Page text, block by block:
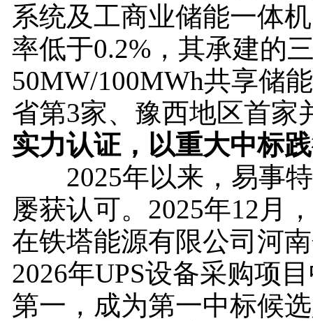
系统及工商业储能一体
率低于0.2%，其承建的
50MW/100MWh共享储
省第3家、豫西地区首家
实力认证，以重大中标
2025年以来，易事特
屡获认可。2025年12月
在铁塔能源有限公司河
2026年UPS设备采购项
第一，成为第一中标候